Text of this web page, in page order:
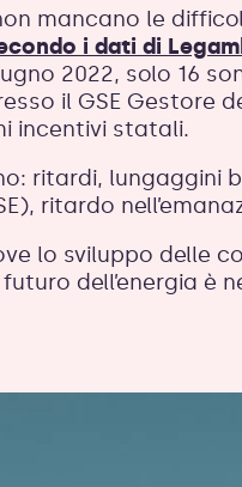
mancano le
i dati di
2022, solo 16
il GSE Gestore
incentivi statali.
ritardi, lungaggini
ritardo
lo sviluppo delle
futuro dell’energia è